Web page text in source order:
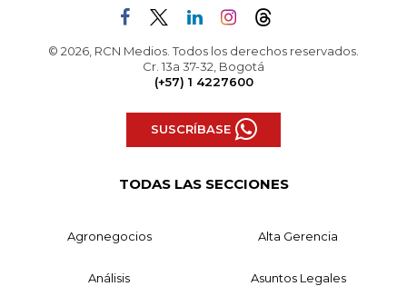
© 2026, RCN Medios. Todos los derechos reservados.
Cr. 13a 37-32, Bogotá
(+57) 1 4227600
SUSCRÍBASE
TODAS LAS SECCIONES
Agronegocios Alta Gerencia
Análisis Asuntos Legales